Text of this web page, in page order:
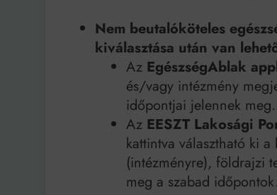
Nem beutalóköteles
kiválasztása után van
Az EgészségAblak
és/vagy intézmény
időpontjai jelennek meg.
Az EESZT Lakosági
kattintva választható ki
(intézményre), földrajzi
meg a szabad időpontok.